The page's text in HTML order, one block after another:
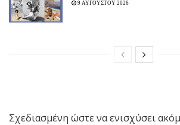
9 ΑΥΓΟΥΣΤΟΥ 2026
Σχεδιασμένη ώστε να ενισχύσει